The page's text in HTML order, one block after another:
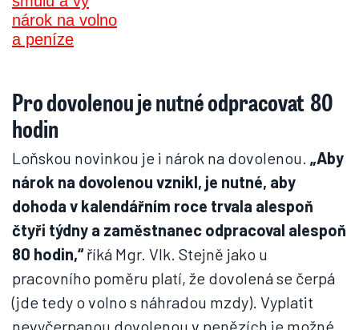
Pro dovolenou je nutné odpracovat 80
hodin
Loňskou novinkou je i nárok na dovolenou. „Aby
nárok na dovolenou vznikl, je nutné, aby
dohoda v kalendářním roce trvala alespoň
čtyři týdny a zaměstnanec odpracoval alespoň
80 hodin,“říká Mgr. Vlk. Stejně jako u
pracovního poměru platí, že dovolená se čerpá
(jde tedy o volno s náhradou mzdy). Vyplatit
nevyčerpanou dovolenou v penězích je možné